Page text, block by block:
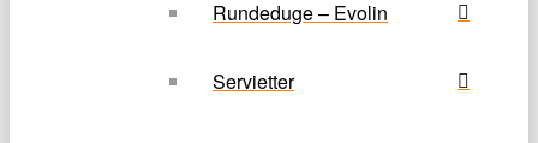
Rundeduge – Evolin
Servietter